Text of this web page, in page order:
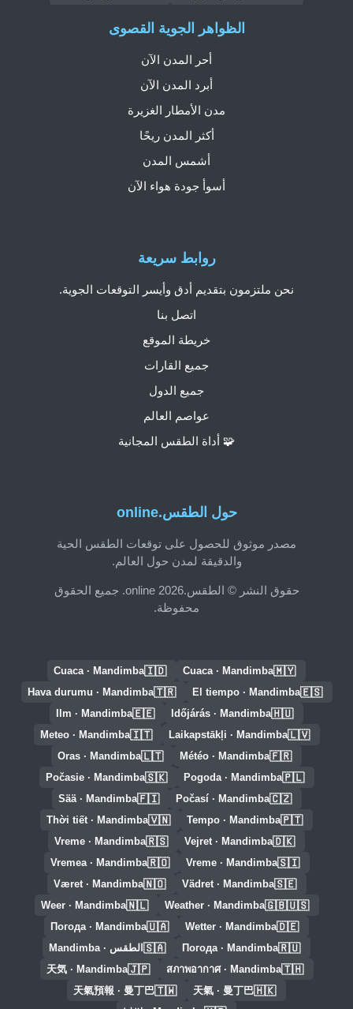
حول الطقس.online
مصدر موثوق للحصول على توقعات الطقس الحية
والدقيقة لمدن حول العالم.
حقوق النشر © الطقس.online 2026. جميع الحقوق
محفوظة.
روابط سريعة
نحن ملتزمون بتقديم أدق وأيسر التوقعات الجوية.
اتصل بنا
خريطة الموقع
جميع القارات
جميع الدول
عواصم العالم
🧩 أداة الطقس المجانية
الظواهر الجوية القصوى
أحر المدن الآن
أبرد المدن الآن
مدن الأمطار الغزيرة
أكثر المدن ريحًا
أشمس المدن
أسوأ جودة هواء الآن
🇲🇾
Cuaca · Mandimba
🇮🇩
Cuaca · Mandimba
🇪🇸
El tiempo · Mandimba
🇹🇷
Hava durumu · Mandimba
🇭🇺
Időjárás · Mandimba
🇪🇪
Ilm · Mandimba
🇱🇻
Laikapstākļi · Mandimba
🇮🇹
Meteo · Mandimba
🇫🇷
Météo · Mandimba
🇱🇹
Oras · Mandimba
🇵🇱
Pogoda · Mandimba
🇸🇰
Počasie · Mandimba
🇨🇿
Počasí · Mandimba
🇫🇮
Sää · Mandimba
🇵🇹
Tempo · Mandimba
🇻🇳
Thời tiết · Mandimba
🇩🇰
Vejret · Mandimba
🇷🇸
Vreme · Mandimba
🇸🇮
Vreme · Mandimba
🇷🇴
Vremea · Mandimba
🇸🇪
Vädret · Mandimba
🇳🇴
Været · Mandimba
🇬🇧🇺🇸
Weather · Mandimba
🇳🇱
Weer · Mandimba
🇩🇪
Wetter · Mandimba
🇺🇦
Погода · Mandimba
🇷🇺
Погода · Mandimba
🇸🇦 الطقس · Mandimba
🇹🇭
สภาพอากาศ · Mandimba
🇯🇵
天気 · Mandimba
🇭🇰
天氣 · 曼丁巴
🇹🇼
天氣預報 · 曼丁巴